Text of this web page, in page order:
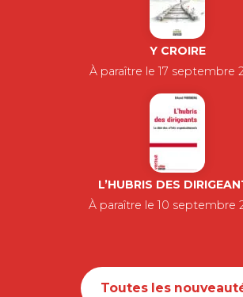
Y CROIRE
À paraître le 17 septembre
L’HUBRIS DES
À paraître le 10 septembre
Toutes les